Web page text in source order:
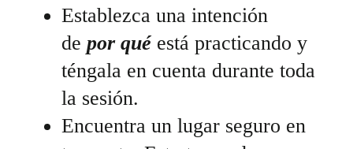
Establezca una intención
depor quéestá practicando y
téngala en cuenta durante toda
la sesión.
Encuentra un lugar seguro en